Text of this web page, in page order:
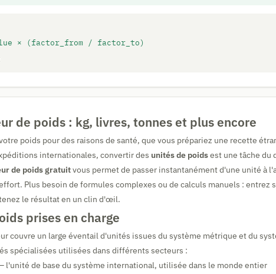
× (factor_from / factor_to)
de poids : kg, livres, tonnes et plus encore
poids pour des raisons de santé, que vous prépariez une recette
internationales, convertir des unités de poidsest une tâche du
de poids gratuitvous permet de passer instantanément d'une unité à
Plus besoin de formules complexes ou de calculs manuels : entrez
le résultat en un clin d'œil.
prises en charge
couvre un large éventail d'unités issues du système métrique et du
spécialisées utilisées dans différents secteurs :
– l'unité de base du système international, utilisée dans le monde entier